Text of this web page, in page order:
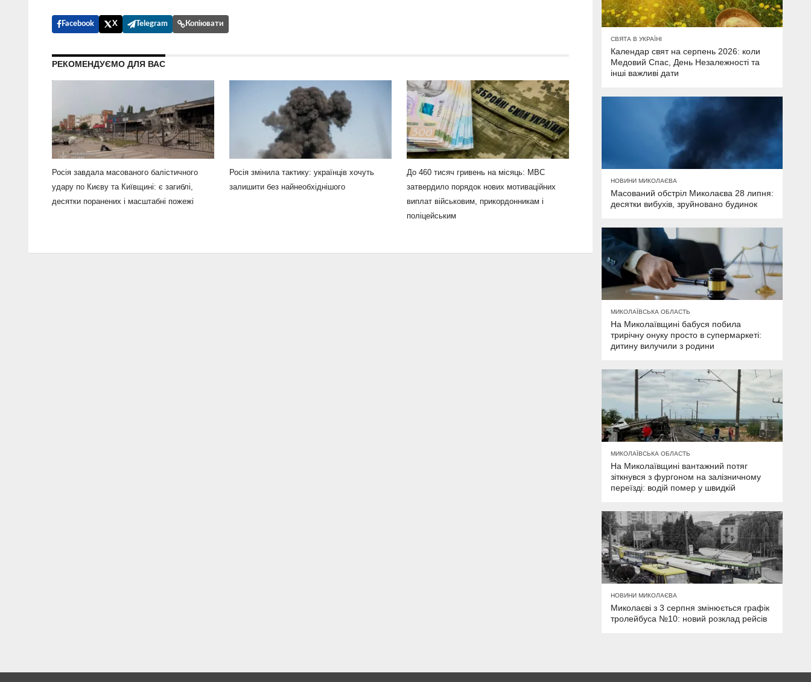
Facebook X Telegram Копіювати
РЕКОМЕНДУЄМО ДЛЯ ВАС
Росія завдала масованого балістичного
удару по Києву та Київщині: є загиблі,
десятки поранених і масштабні пожежі
Росія змінила тактику: українців хочуть
залишити без найнеобхіднішого
До 460 тисяч гривень на місяць: МВС
затвердило порядок нових мотиваційних
виплат військовим, прикордонникам і
поліцейським
СВЯТА В УКРАЇНІ
Календар свят на серпень 2026: коли
Медовий Спас, День Незалежності та
інші важливі дати
НОВИНИ МИКОЛАЄВА
Масований обстріл Миколаєва 28 липня:
десятки вибухів, зруйновано будинок
МИКОЛАЇВСЬКА ОБЛАСТЬ
На Миколаївщині бабуся побила
трирічну онуку просто в супермаркеті:
дитину вилучили з родини
МИКОЛАЇВСЬКА ОБЛАСТЬ
На Миколаївщині вантажний потяг
зіткнувся з фургоном на залізничному
переїзді: водій помер у швидкій
НОВИНИ МИКОЛАЄВА
Миколаєві з 3 серпня змінюється графік
тролейбуса №10: новий розклад рейсів